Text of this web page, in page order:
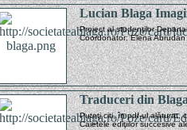
Lucian Blaga
Proiect al studenților
Coordonator: Elena Abrudan
Traduceri din
Puteţi citi, în pdf-ul alăturat,
Caietele ediţiilor succesive